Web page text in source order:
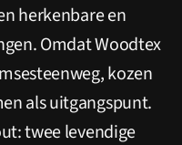
herkenbare en
Omdat Woodtex
kozen
als uitgangspunt.
twee levendige